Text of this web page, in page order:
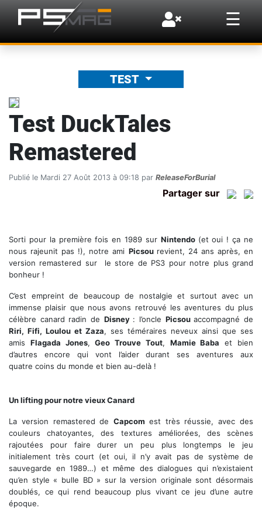
☰
×
TEST
Test DuckTales
Remastered
Publié le Mardi 27 Août 2013 à 09:18 par ReleaseForBurial
Partager sur
Sorti pour la première fois en 1989 sur Nintendo (et oui ! ça ne
nous rajeunit pas !), notre ami Picsou revient, 24 ans après, en
version remastered sur le store de PS3 pour notre plus grand
bonheur !
C’est empreint de beaucoup de nostalgie et surtout avec un
immense plaisir que nous avons retrouvé les aventures du plus
célèbre canard radin de Disney : l’oncle Picsouaccompagné de
Riri, Fifi, Loulou et Zaza, ses téméraires neveux ainsi que ses
amis Flagada Jones,Geo Trouve Tout, Mamie Baba et bien
d’autres encore qui vont l’aider durant ses aventures aux
quatre coins du monde et bien au-delà !
Un lifting pour notre vieux Canard
La version remastered deCapcom est très réussie, avec des
couleurs chatoyantes, des textures améliorées, des scènes
rajoutées pour faire durer un peu plus longtemps le jeu
initialement très court (et oui, il n’y avait pas de système de
sauvegarde en 1989…) et même des dialogues qui n’existaient
qu’en style « bulle BD » sur la version originale sont désormais
doublés, ce qui rend beaucoup plus vivant ce jeu d’une autre
époque.